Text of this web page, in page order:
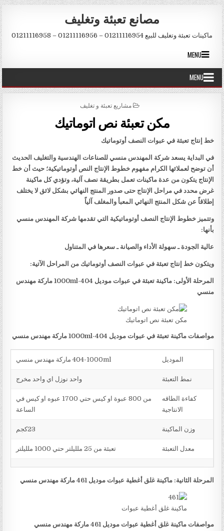
Skip to content
مصانع تعبئة وتغليف
ماكينات تعبئة وتغليف للبيع 01211116954 – 01211116956 – 01211116958
MENU
MENU
POSTED IN
مشاريع تعبئة و تغليف
مكن تعبئة نص اتوماتيك
خط إنتاج تعبئة في عبوات النصف أوتوماتيك
في البداية يسعد شركة المهندس منسي للصناعات الهندسية والتغليف الحديث
أن توضح لعملائها الكرام مفهوم خطوط الإنتاج النص أوتوماتيكية؛ حيث أن خط
الإنتاج يتكون من عدة ماكينات تعمل بطريقة نصف آلية، وتؤدي كل ماكينة
غرض محدد في مراحل الإنتاج حتى صدور المنتج النهائي بشكل لائق لا يختلف
إطلاقاً عن شكل المنتج النهائي المعبأ والمغلف آلياً
وتتميز خطوط الإنتاج النصف أوتوماتيكية التي تقدمها شركة المهندس منسي
بأنها:
عالية الجودة ـ سهولة الأداء والصيانة ـ سعرها في المتناول
ويتكون خط إنتاج تعبئة في عبوات النصف أوتوماتيك من المراحل الآتية:
المرحلة الأولى: ماكينة تعبئة في عبوات موديل 404-1000ml
ماركة مهندس
منسي
مكن تعبئة نص اتوماتيك
مواصفات ماكينة تعبئة في عبوات موديل 404-1000ml ماركة مهندس منسي
الموديل 404-1000ml ماركة مهندس منسي
نمط التعبئة واحد نوزل اي واحد مخرج
كفاءة الطاقه
الانتاجية
من 800 عبوة او كيس حتي 1700 عبوه او كيس في
الساعة
وزن الماكينة
معدل التعبئة تعبئة من 25 ملليلتر حتي 1000 ملليلتر
المرحلة الثانية: ماكينة غلق أغطية عبوات موديل 461 ماركة مهندس منسي
ماكينة غلق أغطية عبوات
مواصفات ماكينة غلق أغطية عبوات موديل 461 ماركة مهندس منسي